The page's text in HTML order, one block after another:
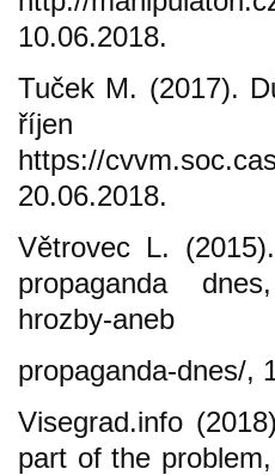
10.06.2018.
Tuček M. (2017).
https://
20.06.2018.
Větrovec L.
propaganda dnes,
hrozby-aneb
propaganda-dnes/,
Visegrad.info
part of the